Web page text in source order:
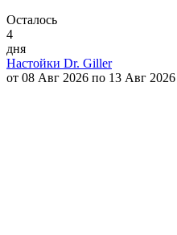
Осталось
4
дня
Настойки Dr. Giller
от 08 Авг 2026 по 13 Авг 2026